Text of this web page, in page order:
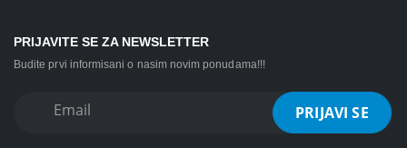
PRIJAVITE SE ZA NEWSLETTER
Budite prvi informisani o nasim novim ponudama!!!